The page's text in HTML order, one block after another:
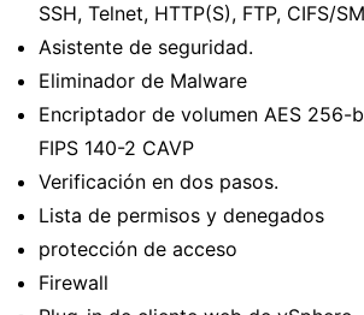
SSH, Telnet, HTTP(S), FTP, CIFS/
Asistente de seguridad.
Eliminador de Malware
Encriptador de volumen AES 256-
FIPS 140-2 CAVP
Verificación en dos pasos.
Lista de permisos y denegados
protección de acceso
Firewall